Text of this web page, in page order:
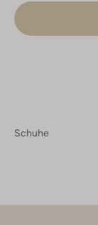
Schuhe